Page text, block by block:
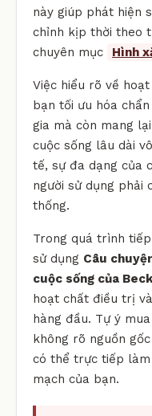
này giúp phát hiện
chỉnh kịp thời theo
chuyên mục
Hình
Việc hiểu rõ về
bạn tối ưu hóa
gia mà còn mang
cuộc sống lâu dài
tế, sự đa dạng của
người sử dụng phải
thống.
Trong quá trình
sử dụng Câu
cuộc sống của
hoạt chất điều trị
hàng đầu. Tự ý
không rõ nguồn
có thể trực tiếp
mạch của bạn.